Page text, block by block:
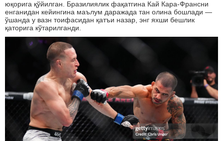
юқорига қўйилган. Бразилиялик фақатгина Кай Кара-Франcни
енганидан кейингина маълум даражада тан олина бошлади —
ўшанда у вазн тоифасидан қатъи назар, энг яхши бешлик
қаторига кўтарилганди.